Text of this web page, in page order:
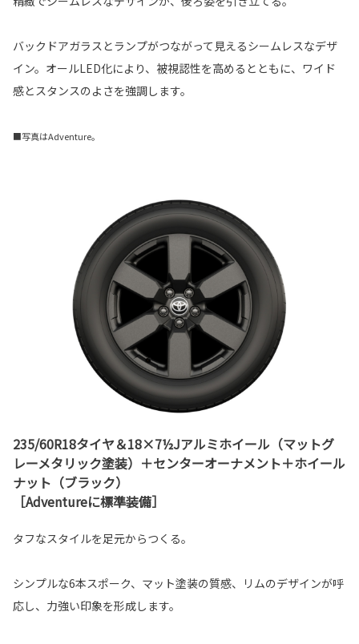
バックドアガラスとランプがつながって見えるシームレスなデザ
イン。オールLED化により、被視認性を高めるとともに、ワイド
感とスタンスのよさを強調します。
■写真はAdventure。
235/60R18タイヤ＆18×7½Jアルミホイール（マットグ
レーメタリック塗装）＋センターオーナメント＋ホイール
ナット（ブラック）
［Adventureに標準装備］
タフなスタイルを足元からつくる。
シンプルな6本スポーク、マット塗装の質感、リムのデザインが呼
応し、力強い印象を形成します。